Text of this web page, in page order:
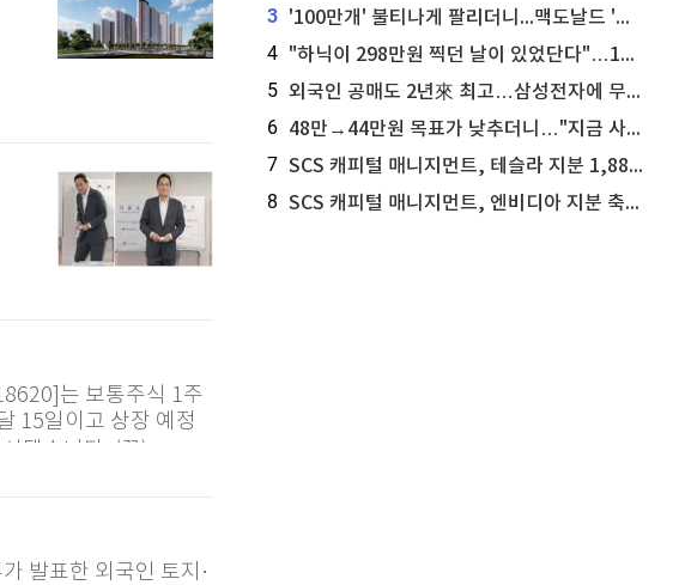
는 보통주식 1주
15일이고 상장 예정
됐습니다. (끝)...
발표한 외국인 토지·
3 '100만개' 불티나게 팔리더니...맥도날드 '충주찰옥수수버거' 돌연 판매 종료
4 "하닉이 298만원 찍던 날이 있었단다"…100만 클릭 '전래동화' 정체
5 외국인 공매도 2년來 최고…삼성전자에 무슨일이 [B급기자의 B급리포트]
6 48만→44만원 목표가 낮추더니…"지금 사라, 70% 오른다"는 종목
7 SCS 캐피털 매니지먼트, 테슬라 지분 1,889주 추가 매수
8 SCS 캐피털 매니지먼트, 엔비디아 지분 축소...8,590주 매도